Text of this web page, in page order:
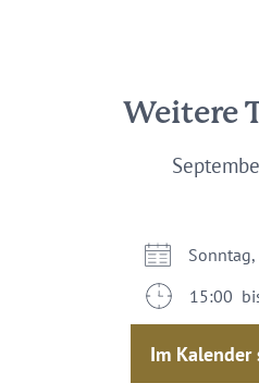
Weitere
15:00
Im Kalender